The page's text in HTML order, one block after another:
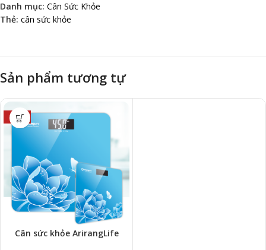
Danh mục: Cân Sức Khỏe
Thẻ: cân sức khỏe
Sản phẩm tương tự
-10%
Cân sức khỏe ArirangLife